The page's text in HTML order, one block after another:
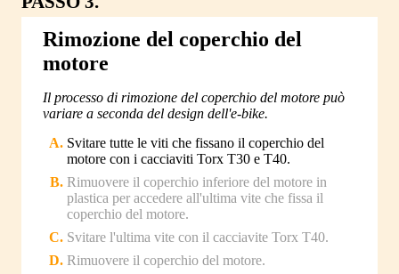
Rimozione del coperchio del
motore
Il processo di rimozione del coperchio del motore può
variare a seconda del design dell'e-bike.
Svitare tutte le viti che fissano il coperchio del
motore con i cacciaviti Torx T30 e T40.
Rimuovere il coperchio inferiore del motore in
plastica per accedere all'ultima vite che fissa il
coperchio del motore.
Svitare l'ultima vite con il cacciavite Torx T40.
Rimuovere il coperchio del motore.